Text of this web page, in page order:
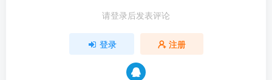
请登录后发表评论
登录 注册